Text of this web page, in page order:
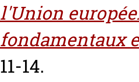
l'Union
fondamentaux
11-14.